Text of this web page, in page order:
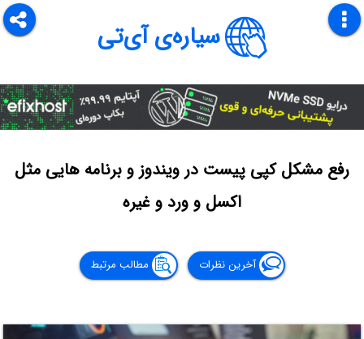
سیاره‌ی آی‌تی
رفع مشکل کپی پیست در ویندوز و برنامه هایی مثل
اکسل و ورد و غیره
آخرین نظرات مطالب مرتبط